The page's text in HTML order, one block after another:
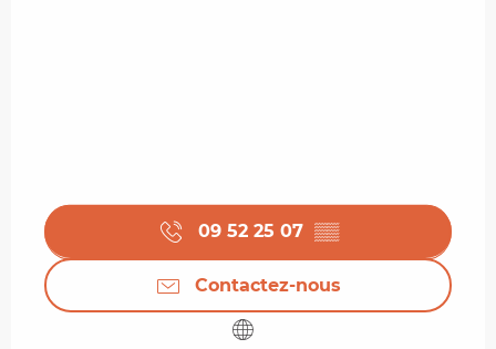
09 52 25 07 ▒▒
Contactez-nous